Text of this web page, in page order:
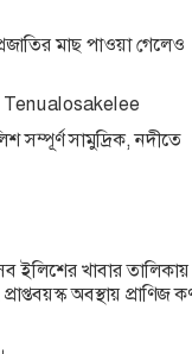
মাছ পাওয়া গেলেও
Tenualosakelee
সম্পূর্ণ সামুদ্রিক, নদীতে
ইলিশের খাবার তালিকায়
অবস্থায় প্রাণিজ